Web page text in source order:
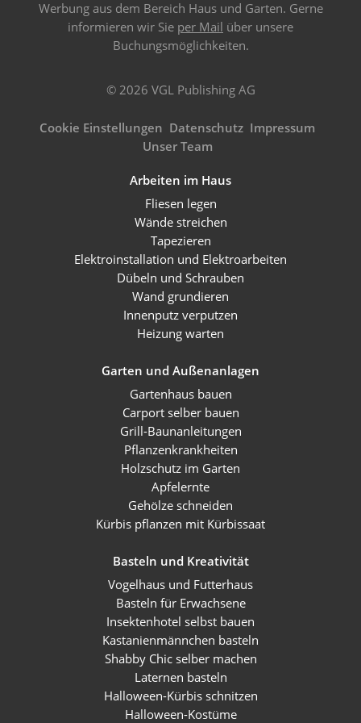
Werbung aus dem Bereich Haus und Garten. Gerne
informieren wir Sie per Mail über unsere
Buchungsmöglichkeiten.
© 2026 VGL Publishing AG
Cookie Einstellungen Datenschutz Impressum
Unser Team
Arbeiten im Haus
Fliesen legen
Wände streichen
Tapezieren
Elektroinstallation und Elektroarbeiten
Dübeln und Schrauben
Wand grundieren
Innenputz verputzen
Heizung warten
Garten und Außenanlagen
Gartenhaus bauen
Carport selber bauen
Grill-Baunanleitungen
Pflanzenkrankheiten
Holzschutz im Garten
Apfelernte
Gehölze schneiden
Kürbis pflanzen mit Kürbissaat
Basteln und Kreativität
Vogelhaus und Futterhaus
Basteln für Erwachsene
Insektenhotel selbst bauen
Kastanienmännchen basteln
Shabby Chic selber machen
Laternen basteln
Halloween-Kürbis schnitzen
Halloween-Kostüme